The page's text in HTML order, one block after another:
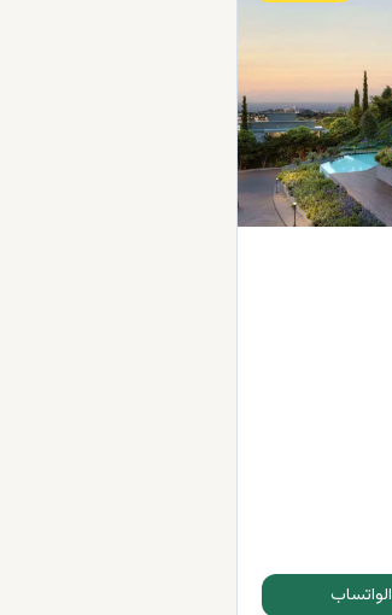
والفلل الفاخرة في أرقى المناطق، مثل
24 مليون يورو. وتتميز مشاريع البناء
صديقة للبيئة، بسعر يبدأ من 1.2 مليون يورو.
يزال السوق العقاري نشطًا، حيث تشهد بعض
الأسعار أو ارتفاعًا في أسعارها نظرًا للطلب
المستندات المطلوبة الواتساب